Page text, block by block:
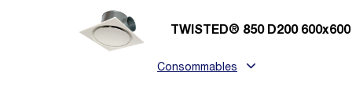
TWISTED® 850 D200 600x600
Consommables